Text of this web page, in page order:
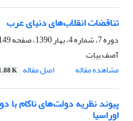
تناقضات انقلاب‌های دنیای عرب
دوره 7، شماره 4، بهار 1390، صفحه
156
آصف بیات
مشاهده مقاله
اصل مقاله K
پیوند نظریه دولت‌های ناکام با
اوراسیا